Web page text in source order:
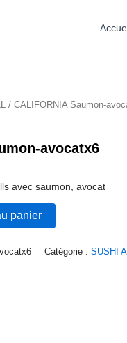
/ CALIFORNIA Saumon-
avocatx6
avec saumon, avocat
panier
Catégorie : SUSHI